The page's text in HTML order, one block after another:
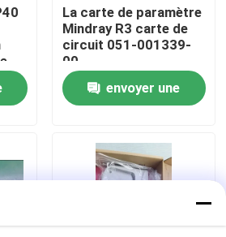
de patient
patient
La carte de paramètre
Mindray R3 carte de
circuit 051-001339-
00
envoyer une